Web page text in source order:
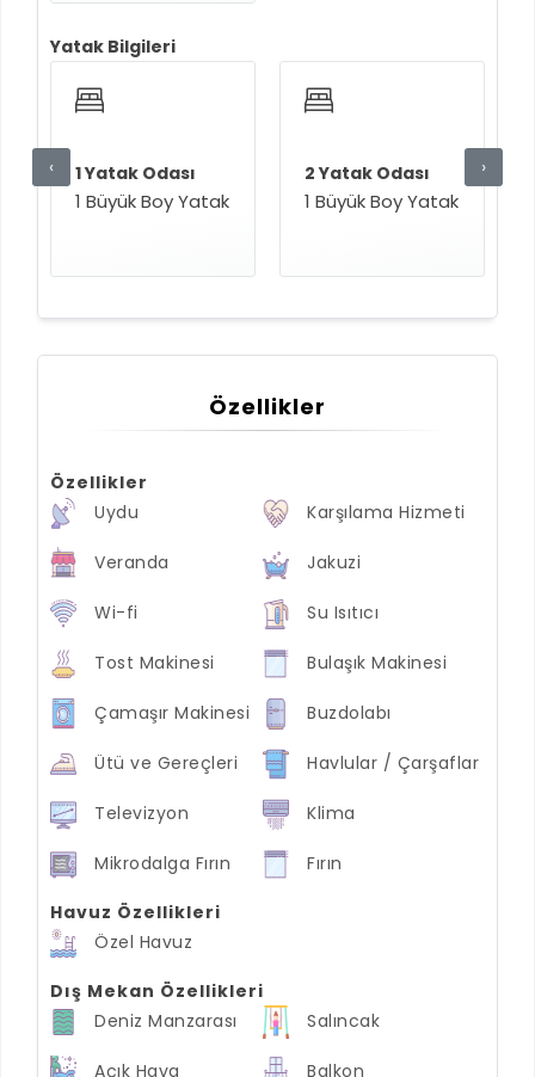
Yatak Bilgileri
1 Yatak Odası
1 Büyük Boy Yatak
2 Yatak Odası
1 Büyük Boy Yatak
‹ ›
Özellikler
Özellikler
Uydu
Karşılama Hizmeti
Veranda Jakuzi
Wi-fi Su Isıtıcı
Tost Makinesi Bulaşık Makinesi
Çamaşır Makinesi Buzdolabı
Ütü ve Gereçleri Havlular / Çarşaflar
Televizyon Klima
Mikrodalga Fırın Fırın
Havuz Özellikleri
Özel Havuz
Dış Mekan Özellikleri
Deniz Manzarası
Salıncak
Açık Hava Balkon